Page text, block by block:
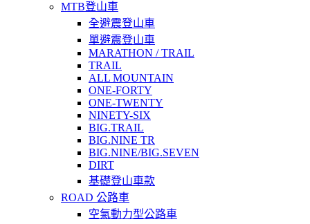
MTB登山車
全避震登山車
單避震登山車
MARATHON / TRAIL
TRAIL
ALL MOUNTAIN
ONE-FORTY
ONE-TWENTY
NINETY-SIX
BIG.TRAIL
BIG.NINE TR
BIG.NINE/BIG.SEVEN
DIRT
基礎登山車款
ROAD 公路車
空氣動力型公路車